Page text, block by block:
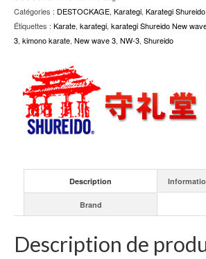
3
New
Wave
Taille
4.5
(175
cm)
avec
brodé
Catégories : DESTOCKAGE, Karategi, Karategi Shureido
Étiquettes : Karate, karategi, karategi Shureido New
3, kimono karate, New wave 3, NW-3, Shureido
Description
Brand
Description de